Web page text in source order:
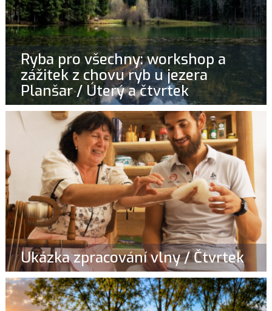
Ryba pro všechny: workshop a
zážitek z chovu ryb u jezera
Planšar / Úterý a čtvrtek
Ukázka zpracování vlny / Čtvrtek